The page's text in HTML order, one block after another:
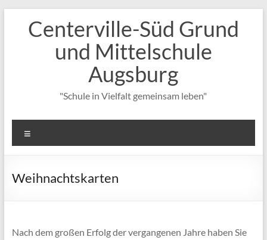
springenCenterville-Süd Grund
und Mittelschule
Augsburg
"Schule in Vielfalt gemeinsam leben"
Weihnachtskarten
Nach dem großen Erfolg der vergangenen Jahre haben Sie